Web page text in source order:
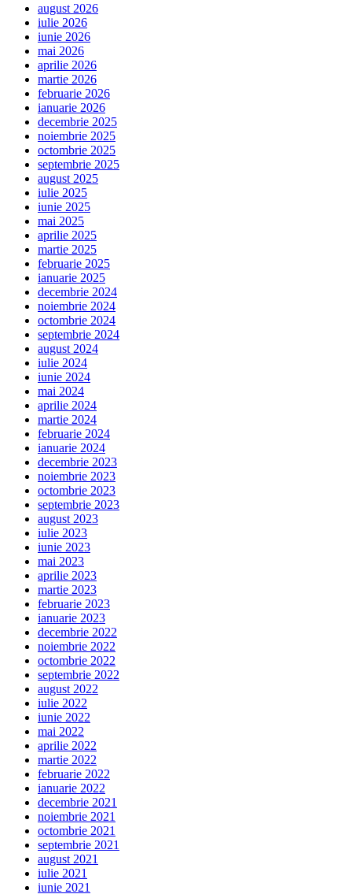
august 2026
iulie 2026
iunie 2026
mai 2026
aprilie 2026
martie 2026
februarie 2026
ianuarie 2026
decembrie 2025
noiembrie 2025
octombrie 2025
septembrie 2025
august 2025
iulie 2025
iunie 2025
mai 2025
aprilie 2025
martie 2025
februarie 2025
ianuarie 2025
decembrie 2024
noiembrie 2024
octombrie 2024
septembrie 2024
august 2024
iulie 2024
iunie 2024
mai 2024
aprilie 2024
martie 2024
februarie 2024
ianuarie 2024
decembrie 2023
noiembrie 2023
octombrie 2023
septembrie 2023
august 2023
iulie 2023
iunie 2023
mai 2023
aprilie 2023
martie 2023
februarie 2023
ianuarie 2023
decembrie 2022
noiembrie 2022
octombrie 2022
septembrie 2022
august 2022
iulie 2022
iunie 2022
mai 2022
aprilie 2022
martie 2022
februarie 2022
ianuarie 2022
decembrie 2021
noiembrie 2021
octombrie 2021
septembrie 2021
august 2021
iulie 2021
iunie 2021